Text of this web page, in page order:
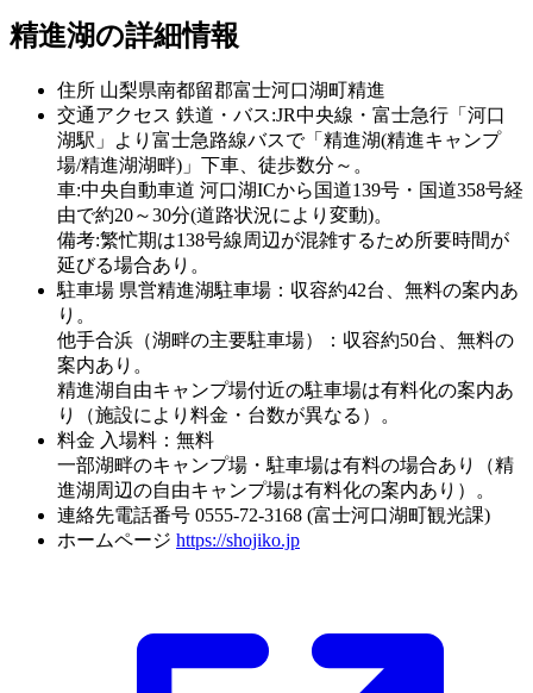
精進湖の詳細情報
住所 山梨県南都留郡富士河口湖町精進
交通アクセス 鉄道・バス:JR中央線・富士急行「河口
湖駅」より富士急路線バスで「精進湖(精進キャンプ
場/精進湖湖畔)」下車、徒歩数分～。
車:中央自動車道 河口湖ICから国道139号・国道358号経
由で約20～30分(道路状況により変動)。
備考:繁忙期は138号線周辺が混雑するため所要時間が
延びる場合あり。
駐車場 県営精進湖駐車場：収容約42台、無料の案内あ
り。
他手合浜（湖畔の主要駐車場）：収容約50台、無料の
案内あり。
精進湖自由キャンプ場付近の駐車場は有料化の案内あ
り（施設により料金・台数が異なる）。
料金 入場料：無料
一部湖畔のキャンプ場・駐車場は有料の場合あり（精
進湖周辺の自由キャンプ場は有料化の案内あり）。
連絡先電話番号 0555-72-3168 (富士河口湖町観光課)
ホームページ https://shojiko.jp